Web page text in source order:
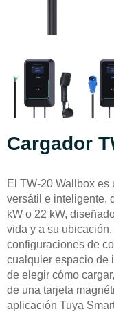
Cargador
El TW-20 Wallbox
versátil e inteligente,
kW o 22 kW,
vida y a su
configuraciones de
cualquier espacio de
de elegir cómo
de una tarjeta
aplicación Tuya